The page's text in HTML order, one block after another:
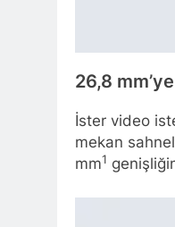
26,8
İster video
mekan
mm1